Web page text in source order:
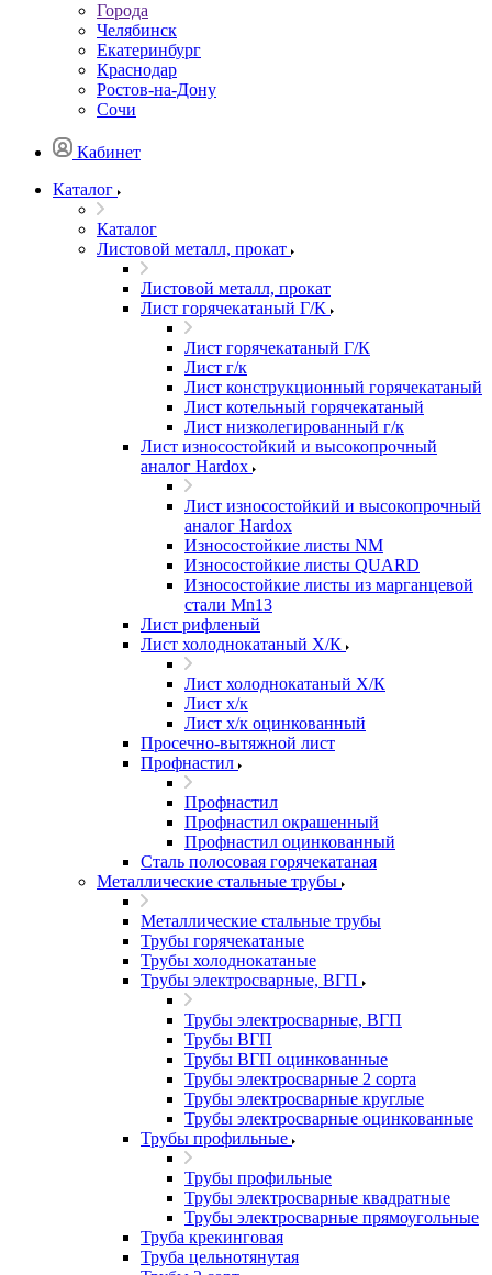
Города
Челябинск
Екатеринбург
Краснодар
Ростов-на-Дону
Сочи
Кабинет
Каталог
Каталог
Листовой металл, прокат
Листовой металл, прокат
Лист горячекатаный Г/К
Лист горячекатаный Г/К
Лист г/к
Лист конструкционный горячекатаный
Лист котельный горячекатаный
Лист низколегированный г/к
Лист износостойкий и высокопрочный
аналог Hardox
Лист износостойкий и высокопрочный
аналог Hardox
Износостойкие листы NM
Износостойкие листы QUARD
Износостойкие листы из марганцевой
стали Mn13
Лист рифленый
Лист холоднокатаный Х/К
Лист холоднокатаный Х/К
Лист х/к
Лист х/к оцинкованный
Просечно-вытяжной лист
Профнастил
Профнастил
Профнастил окрашенный
Профнастил оцинкованный
Сталь полосовая горячекатаная
Металлические стальные трубы
Металлические стальные трубы
Трубы горячекатаные
Трубы холоднокатаные
Трубы электросварные, ВГП
Трубы электросварные, ВГП
Трубы ВГП
Трубы ВГП оцинкованные
Трубы электросварные 2 сорта
Трубы электросварные круглые
Трубы электросварные оцинкованные
Трубы профильные
Трубы профильные
Трубы электросварные квадратные
Трубы электросварные прямоугольные
Труба крекинговая
Труба цельнотянутая